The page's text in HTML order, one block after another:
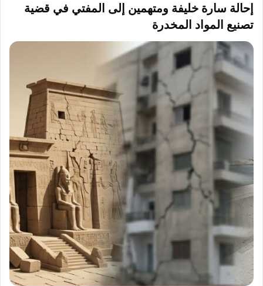
إحالة سارة خليفة ومتهمين إلى المفتي في قضية
تصنيع المواد المخدرة